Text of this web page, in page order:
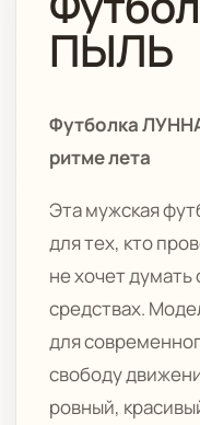
ПЫЛЬ
Футболка
ритме лета
Эта мужская
для тех, кто
не хочет
средствах.
для
свободу
ровный,